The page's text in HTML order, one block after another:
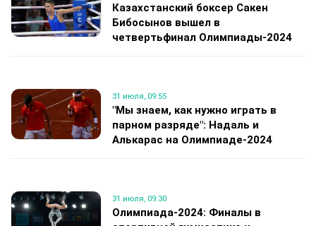
Казахстанский боксер Сакен
Бибосынов вышел в
четвертьфинал Олимпиады-2024
31 июля, 09:55
"Мы знаем, как нужно играть в
парном разряде": Надаль и
Алькарас на Олимпиаде-2024
31 июля, 09:30
Олимпиада-2024: Финалы в